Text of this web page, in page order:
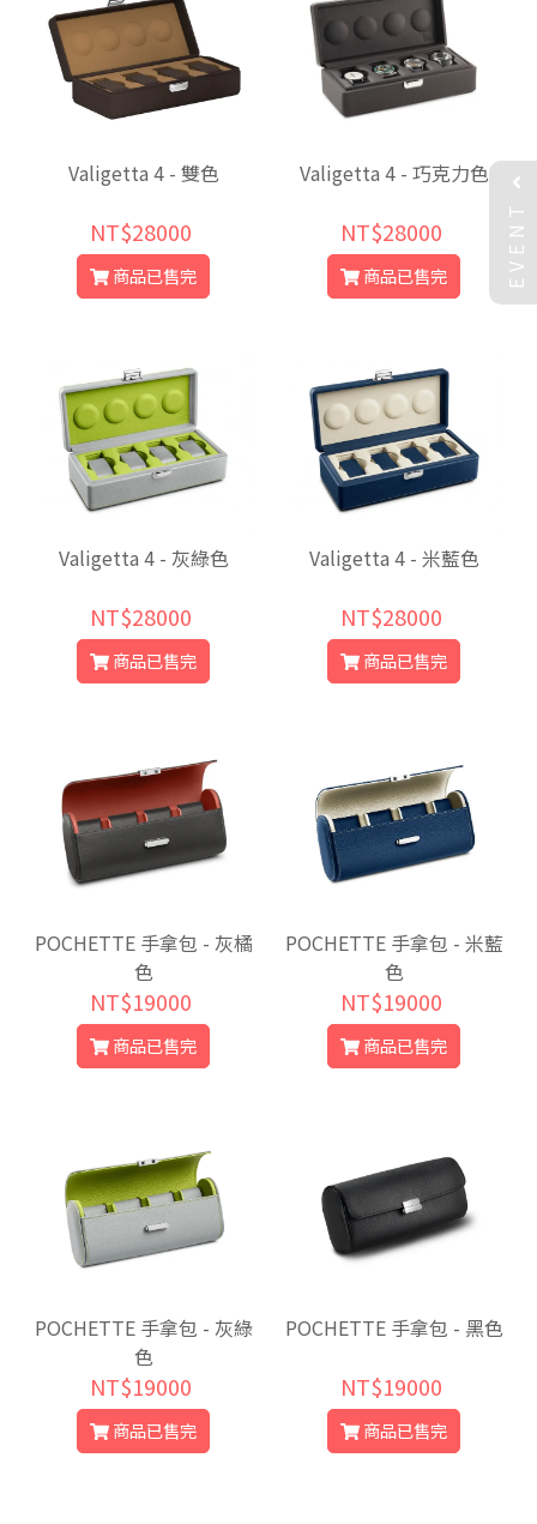
Valigetta 4 - 雙色
NT$28000
商品已售完
Valigetta 4 - 巧克力色
NT$28000
商品已售完
Valigetta 4 - 灰綠色
NT$28000
商品已售完
Valigetta 4 - 米藍色
NT$28000
商品已售完
POCHETTE 手拿包 - 灰橘
色
NT$19000
商品已售完
POCHETTE 手拿包 - 米藍
色
NT$19000
商品已售完
POCHETTE 手拿包 - 灰綠
色
NT$19000
商品已售完
POCHETTE 手拿包 - 黑色
NT$19000
商品已售完
EVENT